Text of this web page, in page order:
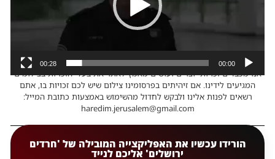
00:00
00:28
אנו מכבדים זכויות יוצרים ועושים מאמץ לאתר את בעלי הזכויות בצילומים
המגיעים לידינו. אם זיהיתים בפרסומינו צילום שיש לכם זכויות בו, אתם
רשאים לפנות אלינו ולבקש לחדול מהשימוש באמצעות כתובת המייל:
haredim.jerusalem@gmail.com
הורידו עכשיו את האפליקצייה המובילה של 'חרדים
ירושלים' אליכם לנייד